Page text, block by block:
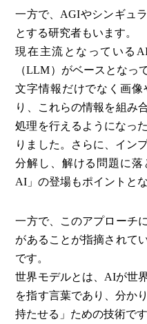
一方で、AGIやシンギュ
とする研究者もいます。
現在主流となっている
（LLM）がベースとなっ
文字情報だけでなく画
り、これらの情報を組み
処理を行えるようになっ
りました。さらに、イン
分解し、解ける問題に
AI」の登場もポイントと
一方で、このアプローチ
があることが指摘されて
です。
世界モデルとは、AIが世
を指す言葉であり、分か
持たせる」ための技術です